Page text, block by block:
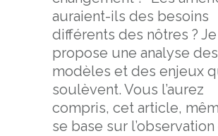
auraient-ils des besoins
différents des nôtres ?
propose une analyse
modèles et des enjeux
soulèvent. Vous l’aurez
compris, cet article,
se base sur